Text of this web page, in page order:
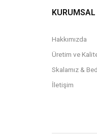
KURUMSAL
Hakkımızda
Üretim ve
Skalamız &
İletişim